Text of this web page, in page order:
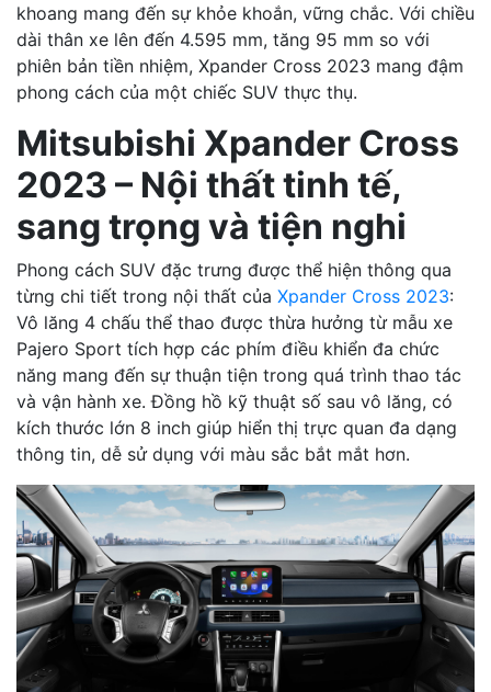
khoang mang đến sự khỏe khoắn, vững chắc. Với chiều
dài thân xe lên đến 4.595 mm, tăng 95 mm so với
phiên bản tiền nhiệm, Xpander Cross 2023 mang đậm
phong cách của một chiếc SUV thực thụ.
Mitsubishi Xpander Cross
2023 – Nội thất tinh tế,
sang trọng và tiện nghi
Phong cách SUV đặc trưng được thể hiện thông qua
từng chi tiết trong nội thất của Xpander Cross 2023:
Vô lăng 4 chấu thể thao được thừa hưởng từ mẫu xe
Pajero Sport tích hợp các phím điều khiển đa chức
năng mang đến sự thuận tiện trong quá trình thao tác
và vận hành xe. Đồng hồ kỹ thuật số sau vô lăng, có
kích thước lớn 8 inch giúp hiển thị trực quan đa dạng
thông tin, dễ sử dụng với màu sắc bắt mắt hơn.